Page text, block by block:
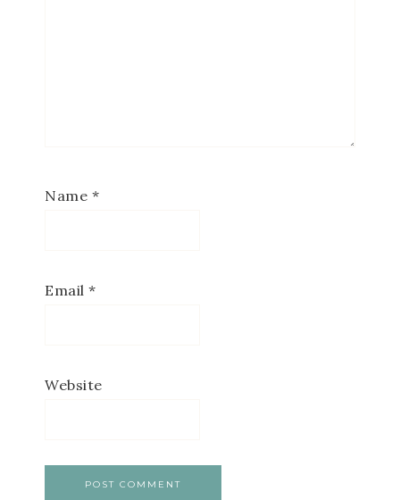
Name *
Email *
Website